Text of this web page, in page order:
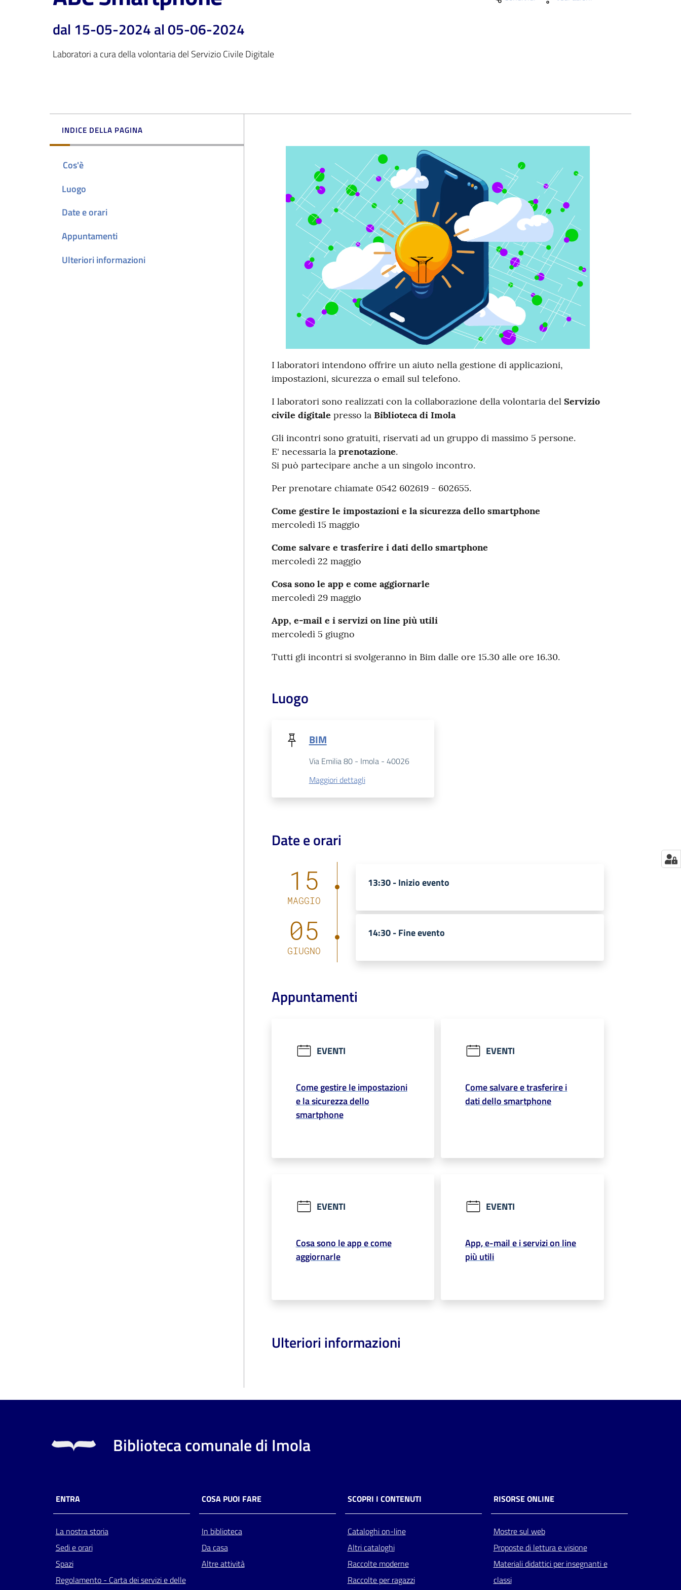
dal 15-05-2024 al 05-06-2024
Laboratori a cura della volontaria del Servizio Civile Digitale
INDICE DELLA PAGINA
Cos'è
Luogo
Date e orari
Appuntamenti
Ulteriori informazioni
I laboratori intendono offrire un aiuto nella gestione di applicazioni,
impostazioni, sicurezza o email sul telefono.
I laboratori sono realizzati con la collaborazione della volontaria del Servizio
civile digitale presso la Biblioteca di Imola
Gli incontri sono gratuiti, riservati ad un gruppo di massimo 5 persone.
E' necessaria la prenotazione.
Si può partecipare anche a un singolo incontro.
Per prenotare chiamate 0542 602619 - 602655.
Come gestire le impostazioni e la sicurezza dello smartphone
mercoledì 15 maggio
Come salvare e trasferire i dati dello smartphone
mercoledì 22 maggio
Cosa sono le app e come aggiornarle
mercoledì 29 maggio
App, e-mail e i servizi on line più utili
mercoledì 5 giugno
Tutti gli incontri si svolgeranno in Bim dalle ore 15.30 alle ore 16.30.
Luogo
BIM
Via Emilia 80 - Imola - 40026
Maggiori dettagli
Date e orari
15
MAGGIO
13:30 -Inizio evento
05
GIUGNO
14:30 -Fine evento
Appuntamenti
EVENTI
Come gestire le impostazioni
e la sicurezza dello
smartphone
EVENTI
Come salvare e trasferire i
dati dello smartphone
EVENTI
Cosa sono le app e come
aggiornarle
EVENTI
App, e-mail e i servizi on line
più utili
Ulteriori informazioni
Biblioteca comunale di Imola
ENTRA
La nostra storia
Sedi e orari
Spazi
Regolamento - Carta dei servizi e delle
COSA PUOI FARE
In biblioteca
Da casa
Altre attività
SCOPRI I CONTENUTI
Cataloghi on-line
Altri cataloghi
Raccolte moderne
Raccolte per ragazzi
RISORSE ONLINE
Mostre sul web
Proposte di lettura e visione
Materiali didattici per insegnanti e
classi